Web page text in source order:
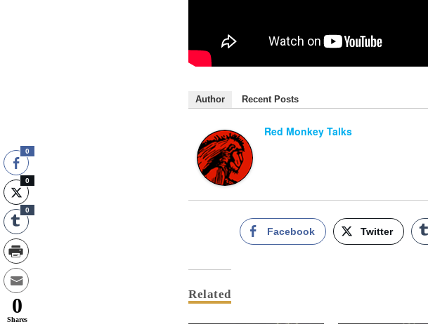
Author Recent Posts
Red Monkey Talks
Facebook Twitter
Related
0
0
0
0
Shares